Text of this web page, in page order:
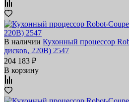
В наличии Кухонный процессор
дисков, 220В) 2547
204 183 ₽
В корзину